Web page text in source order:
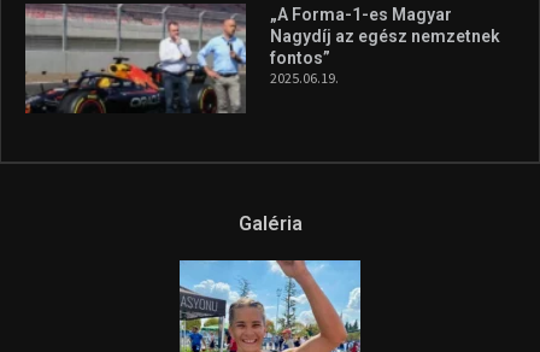
„A Forma-1-es Magyar
Nagydíj az egész nemzetnek
fontos”
2025.06.19.
Galéria